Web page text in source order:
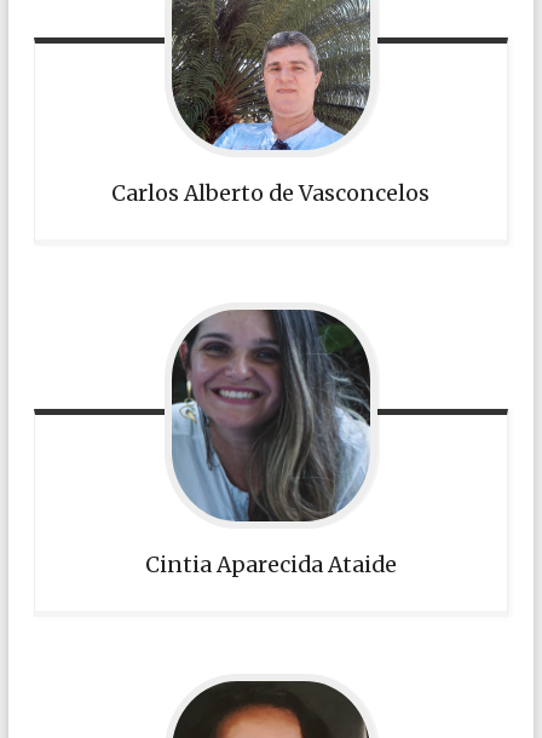
Carlos Alberto de Vasconcelos
Cintia Aparecida Ataide